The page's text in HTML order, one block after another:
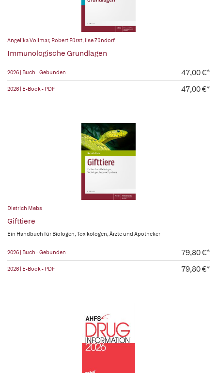
Angelika Vollmar, Robert Fürst, Ilse Zündorf
Immunologische Grundlagen
2026 | Buch - Gebunden 47,00 €*
2026 | E-Book - PDF 47,00 €*
Dietrich Mebs
Gifttiere
Ein Handbuch für Biologen, Toxikologen, Ärzte und Apotheker
2026 | Buch - Gebunden 79,80 €*
2026 | E-Book - PDF 79,80 €*